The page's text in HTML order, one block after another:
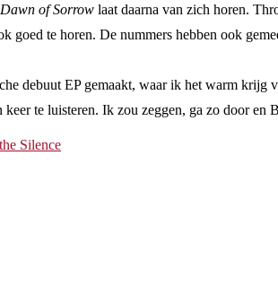
Dawn of Sorrow laat daarna van zich horen.
goed te horen. De nummers hebben ook
debuut EP gemaakt, waar ik het warm
te luisteren. Ik zou zeggen, ga zo door en
Silence